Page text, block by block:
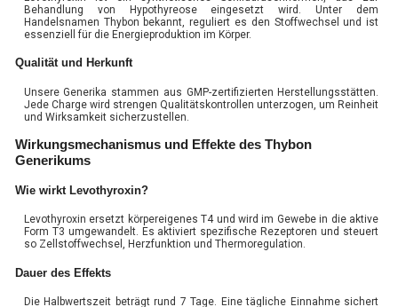
Behandlung von Hypothyreose eingesetzt wird. Unter dem
Handelsnamen Thybon bekannt, reguliert es den Stoffwechsel und ist
essenziell für die Energieproduktion im Körper.
Qualität und Herkunft
Unsere Generika stammen aus GMP-zertifizierten Herstellungsstätten.
Jede Charge wird strengen Qualitätskontrollen unterzogen, um Reinheit
und Wirksamkeit sicherzustellen.
Wirkungsmechanismus und Effekte des Thybon
Generikums
Wie wirkt Levothyroxin?
Levothyroxin ersetzt körpereigenes T4 und wird im Gewebe in die aktive
Form T3 umgewandelt. Es aktiviert spezifische Rezeptoren und steuert
so Zellstoffwechsel, Herzfunktion und Thermoregulation.
Dauer des Effekts
Die Halbwertszeit beträgt rund 7 Tage. Eine tägliche Einnahme sichert